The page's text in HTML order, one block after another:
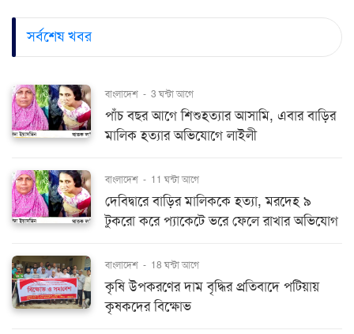
সর্বশেষ খবর
বাংলাদেশ - 3 ঘন্টা আগে
পাঁচ বছর আগে শিশুহত্যার আসামি, এবার বাড়ির
মালিক হত্যার অভিযোগে লাইলী
বাংলাদেশ - 11 ঘন্টা আগে
দেবিদ্বারে বাড়ির মালিককে হত্যা, মরদেহ ৯
টুকরো করে প্যাকেটে ভরে ফেলে রাখার অভিযোগ
বাংলাদেশ - 18 ঘন্টা আগে
কৃষি উপকরণের দাম বৃদ্ধির প্রতিবাদে পটিয়ায়
কৃষকদের বিক্ষোভ